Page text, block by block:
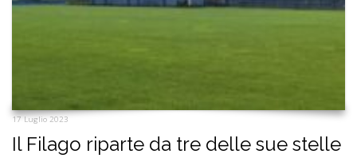
17 Luglio 2023
Il Filago riparte da tre delle sue stelle